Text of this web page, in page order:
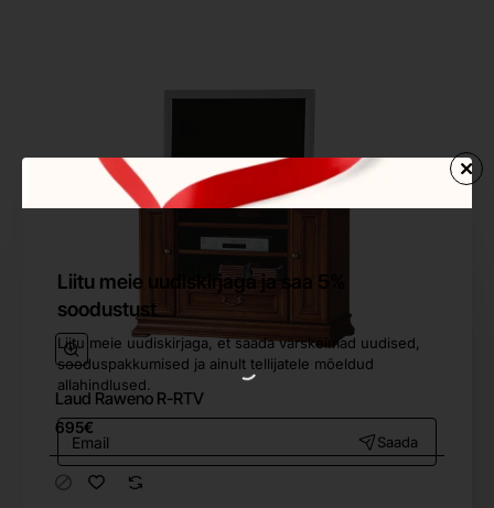
Liitu meie uudiskirjaga ja saa 5%
soodustust
Liitu meie uudiskirjaga, et saada värskeimad uudised,
sooduspakkumised ja ainult tellijatele mõeldud
allahindlused.
Email
Saada
Laud Raweno R-RTV
695€